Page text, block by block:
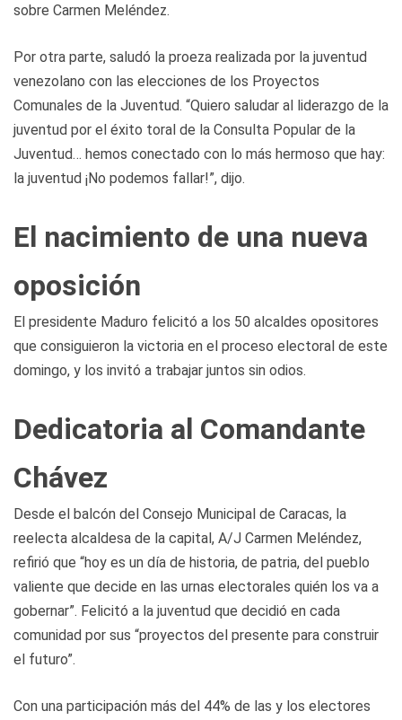
sobre Carmen Meléndez.
Por otra parte, saludó la proeza realizada por la juventud
venezolano con las elecciones de los Proyectos
Comunales de la Juventud. “Quiero saludar al liderazgo de la
juventud por el éxito toral de la Consulta Popular de la
Juventud… hemos conectado con lo más hermoso que hay:
la juventud ¡No podemos fallar!”, dijo.
El nacimiento de una nueva
oposición
El presidente Maduro felicitó a los 50 alcaldes opositores
que consiguieron la victoria en el proceso electoral de este
domingo, y los invitó a trabajar juntos sin odios.
Dedicatoria al Comandante
Chávez
Desde el balcón del Consejo Municipal de Caracas, la
reelecta alcaldesa de la capital, A/J Carmen Meléndez,
refirió que “hoy es un día de historia, de patria, del pueblo
valiente que decide en las urnas electorales quién los va a
gobernar”. Felicitó a la juventud que decidió en cada
comunidad por sus “proyectos del presente para construir
el futuro”.
Con una participación más del 44% de las y los electores